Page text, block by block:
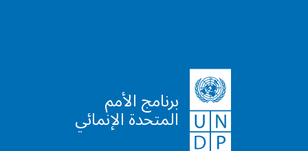
برنامج الأمم
المتحدة الإنمائي